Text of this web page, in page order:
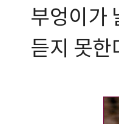
부엉이가
듣지 못한